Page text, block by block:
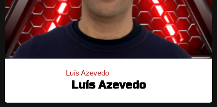
Luís Azevedo
Luís Azevedo